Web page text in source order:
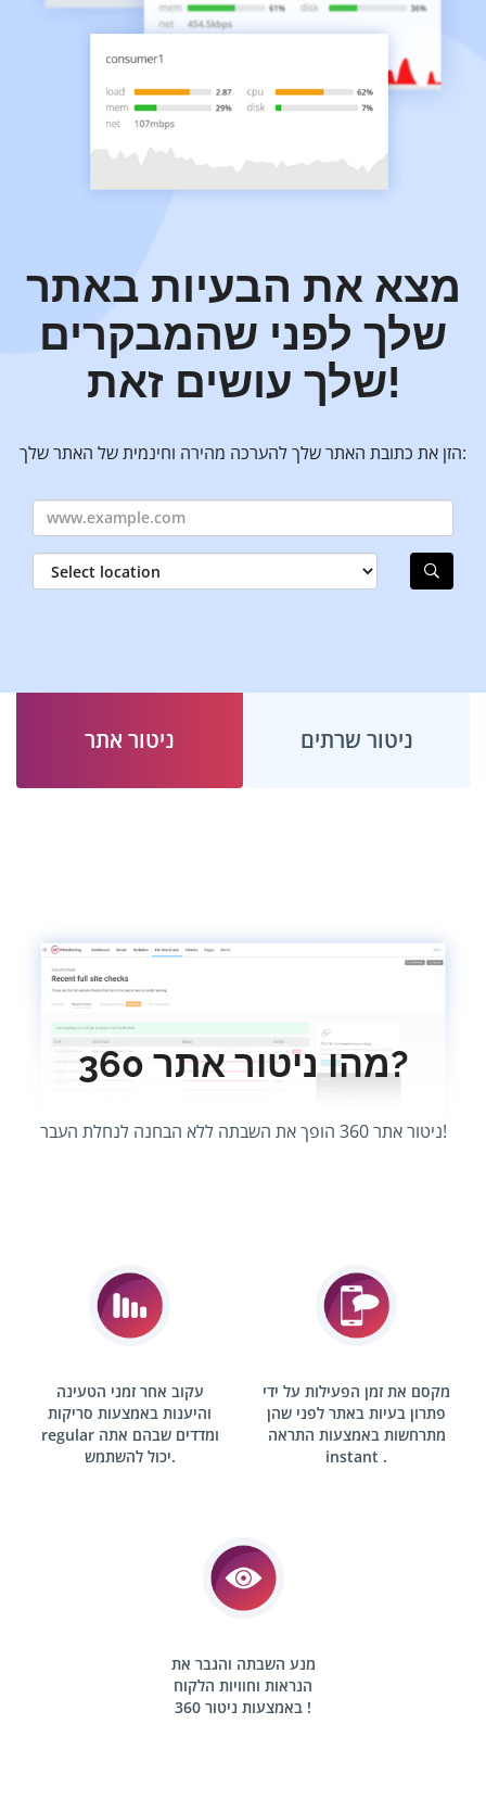
מצא את הבעיות באתר
שלך לפני שהמבקרים
שלך עושים זאת!
הזן את כתובת האתר שלך להערכה מהירה וחינמית של האתר שלך:
ניטור אתר ניטור שרתים
מהו ניטור אתר 360?
ניטור אתר 360 הופך את השבתה ללא הבחנה לנחלת העבר!
עקוב אחר זמני הטעינה
והיענות באמצעות סריקות
regularומדדים שבהם אתה
יכול להשתמש.
מקסם את זמן הפעילות על ידי
פתרון בעיות באתר לפני שהן
מתרחשות באמצעות התראה
instant .
מנע השבתה והגבר את
הנראות וחוויות הלקוח
באמצעות ניטור 360 !